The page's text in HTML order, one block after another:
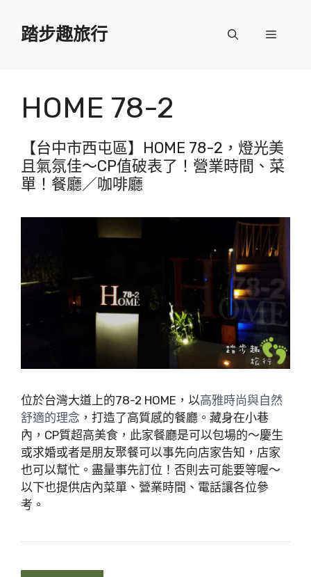
踏步趣旅行 選
HOME 78-2
【台中市西屯區】HOME 78-2，燈光美
且氣氛佳～CP值破表了！營業時間、菜
單！餐廳／咖啡廳
位於台灣大道上的78-2 HOME，以高雅時尚與自然
舒適的理念 ，打造了高質感的餐廳。藏身在小巷
內，CP質超高美食，此家餐廳是可以包場的～慶生
或求婚或者是朋友聚餐可以事先向店家告知，店家
也可以幫忙。盡量事先訂位！否則去可能要等喔～
以下也提供店內菜單、營業時間、電話讓各位參
考。